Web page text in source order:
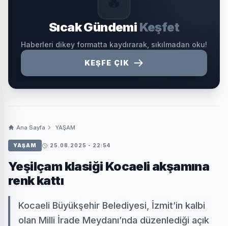
Sıcak Gündemi Keşfet
Haberleri dikey formatta kaydırarak, sıkılmadan oku!
KEŞFE ÇIK
Ana Sayfa YAŞAM
YAŞAM 25.08.2025 - 22:54
Yeşilçam klasiği Kocaeli akşamına
renk kattı
Kocaeli Büyükşehir Belediyesi, İzmit’in kalbi
olan Milli İrade Meydanı’nda düzenlediği açık